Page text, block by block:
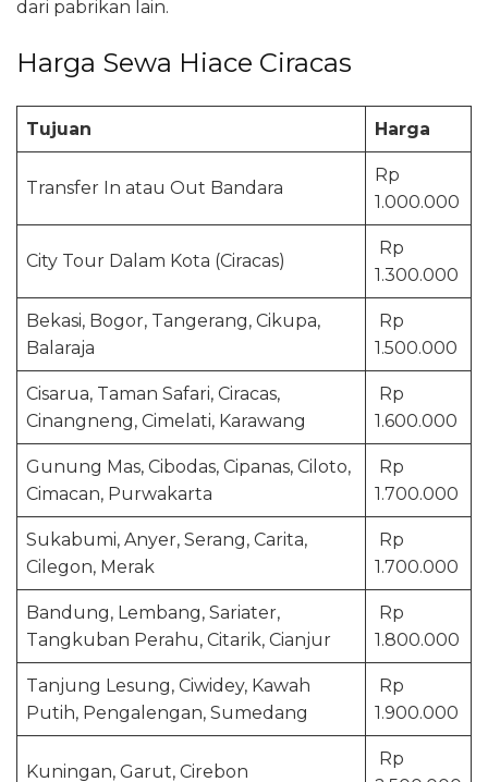
dari pabrikan lain.
Harga Sewa Hiace Ciracas
Tujuan Harga
Transfer In atau Out Bandara
Rp
1.000.000
City Tour Dalam Kota (Ciracas)
Rp
1.300.000
Bekasi, Bogor, Tangerang, Cikupa,
Balaraja
Rp
1.500.000
Cisarua, Taman Safari, Ciracas,
Cinangneng, Cimelati, Karawang
Rp
1.600.000
Gunung Mas, Cibodas, Cipanas, Ciloto,
Cimacan, Purwakarta
Rp
1.700.000
Sukabumi, Anyer, Serang, Carita,
Cilegon, Merak
Rp
1.700.000
Bandung, Lembang, Sariater,
Tangkuban Perahu, Citarik, Cianjur
Rp
1.800.000
Tanjung Lesung, Ciwidey, Kawah
Putih, Pengalengan, Sumedang
Rp
1.900.000
Kuningan, Garut, Cirebon
Rp